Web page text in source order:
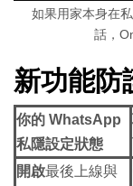
如果用家本身在
話，
新功能防
你的 WhatsApp
私隱設定狀態
開啟最後上線與